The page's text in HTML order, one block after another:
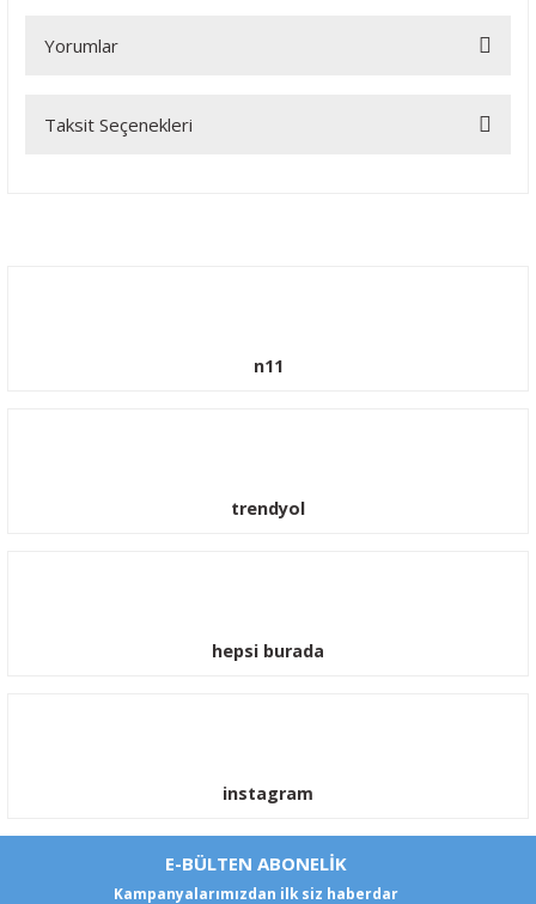
Yorumlar
Bu ürüne ilk yorumu siz yapın!
Taksit Seçenekleri
n11
trendyol
hepsi burada
instagram
E-BÜLTEN ABONELİK
Kampanyalarımızdan ilk siz haberdar